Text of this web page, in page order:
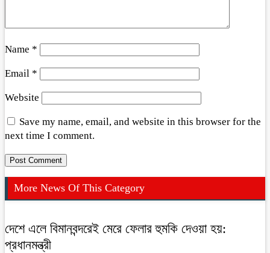
Name *
Email *
Website
Save my name, email, and website in this browser for the
next time I comment.
More News Of This Category
দেশে এলে বিমানবন্দরেই মেরে ফেলার হুমকি দেওয়া হয়:
প্রধানমন্ত্রী